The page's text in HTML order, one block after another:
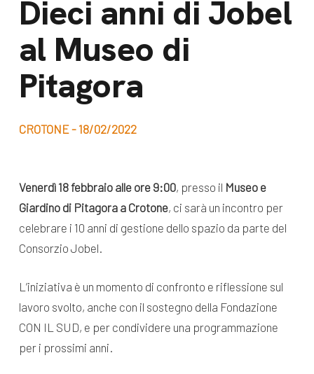
Dieci anni di Jobel
al Museo di
Pitagora
CROTONE - 18/02/2022
Venerdì 18 febbraio alle ore 9:00, presso il Museo e
Giardino di Pitagora a Crotone, ci sarà un incontro per
celebrare i 10 anni di gestione dello spazio da parte del
Consorzio Jobel.
L’iniziativa è un momento di confronto e riflessione sul
lavoro svolto, anche con il sostegno della Fondazione
CON IL SUD, e per condividere una programmazione
per i prossimi anni.
Lavora con noi
Bilancio di
missione
News e
appuntamenti
Appuntamenti
dal Sud
e blog progetti
Seguici sui social: